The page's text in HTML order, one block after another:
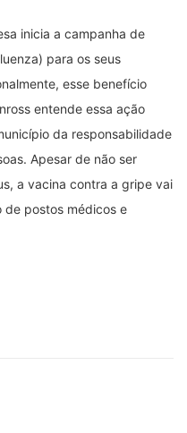
inicia a campanha de
para os seus
esse benefício
entende essa ação
da responsabilidade
Apesar de não ser
a vacina contra a gripe vai
postos médicos e